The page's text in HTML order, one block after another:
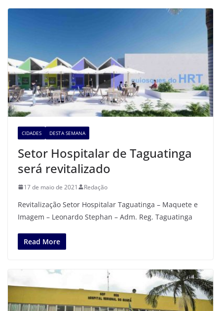
CIDADES DESTA SEMANA
Setor Hospitalar de Taguatinga
será revitalizado
17 de maio de 2021 Redação
Revitalização Setor Hospitalar Taguatinga – Maquete e
Imagem – Leonardo Stephan – Adm. Reg. Taguatinga
Read More